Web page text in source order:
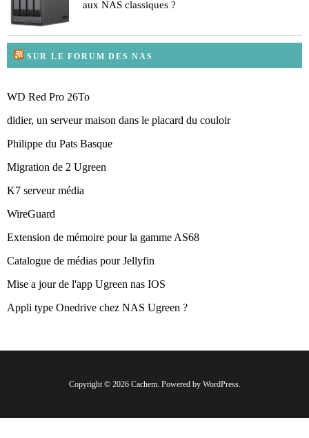
aux NAS classiques ?
SUR LE FORUM DES NAS
WD Red Pro 26To
didier, un serveur maison dans le placard du couloir
Philippe du Pats Basque
Migration de 2 Ugreen
K7 serveur média
WireGuard
Extension de mémoire pour la gamme AS68
Catalogue de médias pour Jellyfin
Mise a jour de l'app Ugreen nas IOS
Appli type Onedrive chez NAS Ugreen ?
Copyright © 2026 Cachem. Powered by WordPress.